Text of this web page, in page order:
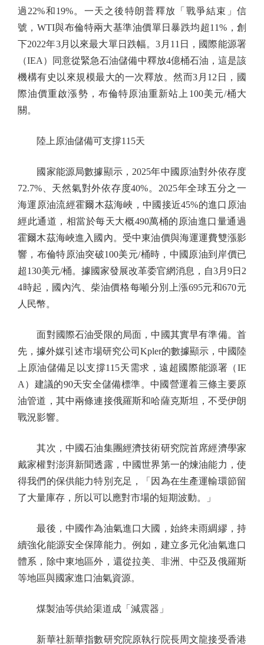
過22%和19%。一天之後特朗普釋放「戰爭結束」信
號，WTI與布倫特兩大基準油價單日暴跌均超11%，創
下2022年3月以來最大單日跌幅。3月11日，國際能源署
（IEA）同意從緊急石油儲備中釋放4億桶石油，這是該
機構有史以來規模最大的一次釋放。然而3月12日，國
際油價重啟漲勢，布倫特原油重新站上100美元/桶大
關。
陸上原油儲備可支撐115天
國家能源局數據顯示，2025年中國原油對外依存度
72.7%、天然氣對外依存度40%。2025年全球五分之一
海運原油流經霍爾木茲海峽，中國接近45%的進口原油
經此通道，相當於每天大概490萬桶的原油進口量通過
霍爾木茲海峽進入國內。受中東油價與海運運費雙漲影
響，布倫特原油突破100美元/桶時，中國原油到岸價已
超130美元/桶。據國家發展改革委官網消息，自3月9日2
4時起，國內汽、柴油價格每噸分別上漲695元和670元
人民幣。
面對國際石油受限的局面，中國其實早有準備。首
先，據外媒引述市場研究公司Kpler的數據顯示，中國陸
上原油儲備足以支撐115天需求，遠超國際能源署（IE
A）建議的90天安全儲備標準。中國營運着三條主要原
油管道，其中兩條連接俄羅斯和哈薩克斯坦，不受伊朗
戰況影響。
其次，中國石油集團經濟技術研究院首席經濟學家
戴家權對澎湃新聞透露，中國世界第一的煉油能力，使
得我們的保供能力特別充足，「因為在生產運輸環節留
了大量庫存，所以可以應對市場的短期波動。」
最後，中國作為油氣進口大國，始終未雨綢繆，持
續強化能源安全保障能力。例如，建立多元化油氣進口
體系，除中東地區外，還從拉美、非洲、中亞及俄羅斯
等地區與國家進口油氣資源。
煤製油等供給渠道成「減震器」
新華社新華指數研究院原執行院長周文龍接受香港